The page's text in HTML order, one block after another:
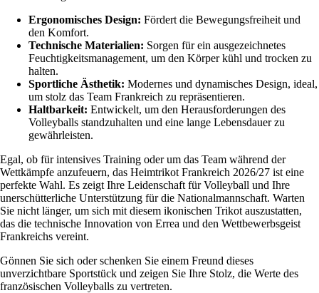
Ergonomisches Design: Fördert die Bewegungsfreiheit und
den Komfort.
Technische Materialien: Sorgen für ein ausgezeichnetes
Feuchtigkeitsmanagement, um den Körper kühl und trocken zu
halten.
Sportliche Ästhetik: Modernes und dynamisches Design, ideal,
um stolz das Team Frankreich zu repräsentieren.
Haltbarkeit: Entwickelt, um den Herausforderungen des
Volleyballs standzuhalten und eine lange Lebensdauer zu
gewährleisten.
Egal, ob für intensives Training oder um das Team während der
Wettkämpfe anzufeuern, das Heimtrikot Frankreich 2026/27 ist eine
perfekte Wahl. Es zeigt Ihre Leidenschaft für Volleyball und Ihre
unerschütterliche Unterstützung für die Nationalmannschaft. Warten
Sie nicht länger, um sich mit diesem ikonischen Trikot auszustatten,
das die technische Innovation von Errea und den Wettbewerbsgeist
Frankreichs vereint.
Gönnen Sie sich oder schenken Sie einem Freund dieses
unverzichtbare Sportstück und zeigen Sie Ihre Stolz, die Werte des
französischen Volleyballs zu vertreten.